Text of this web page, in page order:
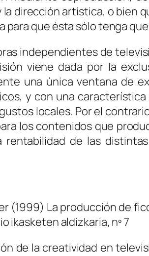
dirección artística, o bien
que ésta sólo tenga
independientes de
viene dada por la
una única ventana de
y con una
locales. Por el
los contenidos que
de las distintas
(1999) La producción de
ikasketen aldizkaria, nº 7
de la creatividad en